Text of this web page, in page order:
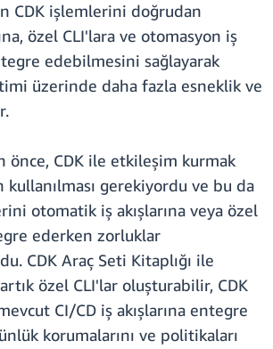
CDK işlemlerini doğrudan
özel CLI'lara ve otomasyon iş
edebilmesini sağlayarak
üzerinde daha fazla esneklik ve
önce, CDK ile etkileşim kurmak
kullanılması gerekiyordu ve bu da
otomatik iş akışlarına veya özel
ederken zorluklar
CDK Araç Seti Kitaplığı ile
özel CLI'lar oluşturabilir, CDK
CI/CD iş akışlarına entegre
korumalarını ve politikaları